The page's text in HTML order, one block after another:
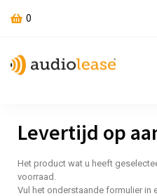
0
Levertijd op
Het product wat u heeft
voorraad.
Vul het onderstaande formulier in